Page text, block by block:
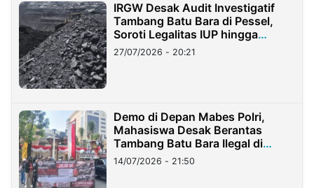
IRGW Desak Audit Investigatif
Tambang Batu Bara di Pessel,
Soroti Legalitas IUP hingga
Stockpile
27/07/2026 - 20:21
Demo di Depan Mabes Polri,
Mahasiswa Desak Berantas
Tambang Batu Bara Ilegal di
Lampung
14/07/2026 - 21:50